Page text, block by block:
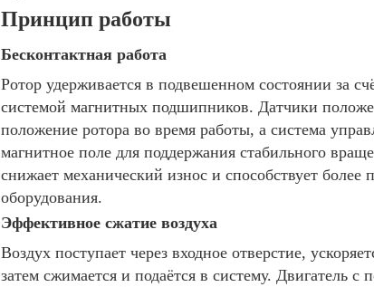
Принцип работы
Бесконтактная работа
Ротор удерживается в подвешенном состоянии за
системой магнитных подшипников. Датчики
положение ротора во время работы, а система
магнитное поле для поддержания стабильного
снижает механический износ и способствует более
оборудования.
Эффективное сжатие воздуха
Воздух поступает через входное отверстие,
затем сжимается и подаётся в систему. Двигатель